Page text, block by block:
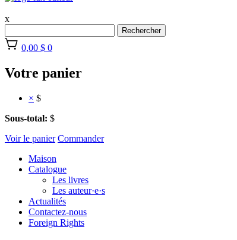
x
Rechercher
0,00 $ 0
Votre panier
× $
Sous-total: $
Voir le panier Commander
Maison
Catalogue
Les livres
Les auteur·e·s
Actualités
Contactez-nous
Foreign Rights